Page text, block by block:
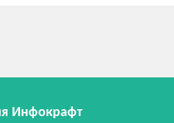
Инфокрафт